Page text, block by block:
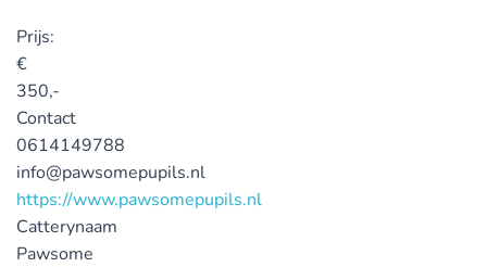
Prijs:
€
350,-
Contact
0614149788
info@pawsomepupils.nl
https://www.pawsomepupils.nl
Catterynaam
Pawsome